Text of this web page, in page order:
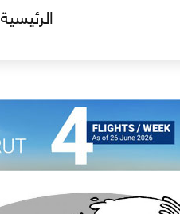
الرئيسية